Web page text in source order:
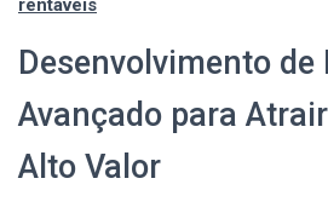
rentáveis
Desenvolvimento
Avançado para
Alto Valor